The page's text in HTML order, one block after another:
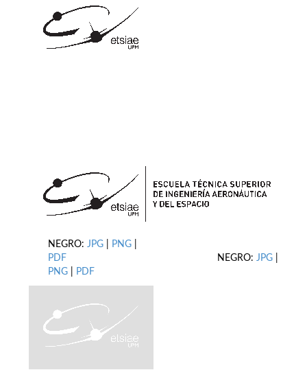
NEGRO: JPG PNG
PDF NEGRO: JPG
PNG
PDF